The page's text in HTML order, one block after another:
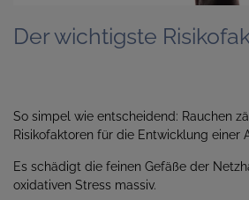
Der wichtigste
So simpel wie entscheidend: Rauchen
Risikofaktoren für die Entwicklung einer
Es schädigt die feinen Gefäße der
oxidativen Stress massiv.